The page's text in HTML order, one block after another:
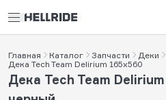
Главная Каталог Запчасти
Деки
Дека Tech Team Delirium 165x560
Дека Tech Team